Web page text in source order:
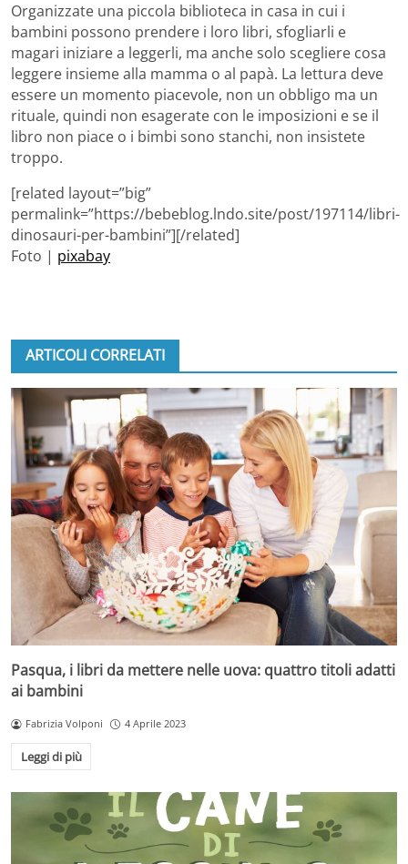
Organizzate una piccola biblioteca in casa in cui i
bambini possono prendere i loro libri, sfogliarli e
magari iniziare a leggerli, ma anche solo scegliere cosa
leggere insieme alla mamma o al papà. La lettura deve
essere un momento piacevole, non un obbligo ma un
rituale, quindi non esagerate con le imposizioni e se il
libro non piace o i bimbi sono stanchi, non insistete
troppo.
[related layout=”big”
permalink=”https://bebeblog.lndo.site/post/197114/libri-
dinosauri-per-bambini”][/related]
Foto | pixabay
ARTICOLI CORRELATI
Pasqua, i libri da mettere nelle uova: quattro titoli adatti
ai bambini
Fabrizia Volponi 4 Aprile 2023
Leggi di più